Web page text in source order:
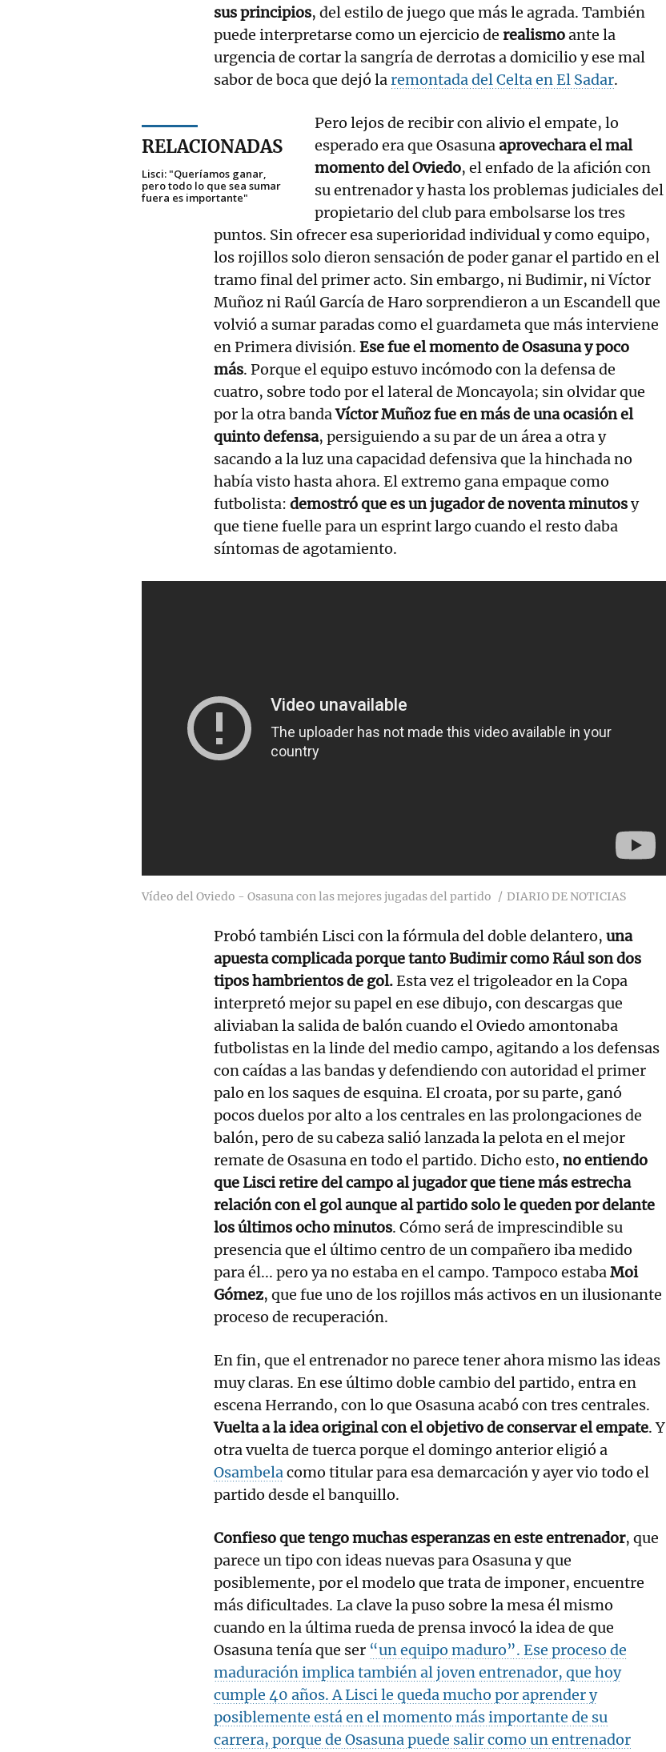
sus principios, del estilo de juego que más le agrada. También
puede interpretarse como un ejercicio de realismoante la
urgencia de cortar la sangría de derrotas a domicilio y ese mal
sabor de boca que dejó laremontada del Celta en El Sadar.
RELACIONADAS
Lisci: "Queríamos ganar,
pero todo lo que sea sumar
fuera es importante"
Pero lejos de recibir con alivio el empate, lo
esperado era que Osasunaaprovechara el mal
momento del Oviedo, el enfado de la afición con
su entrenador y hasta los problemas judiciales del
propietario del club para embolsarse los tres
puntos. Sin ofrecer esa superioridad individual y como equipo,
los rojillos solo dieron sensación de poder ganar el partido en el
tramo final del primer acto. Sin embargo, ni Budimir, ni Víctor
Muñoz ni Raúl García de Haro sorprendieron a un Escandell que
volvió a sumar paradas como el guardameta que más interviene
en Primera división. Ese fue el momento de Osasuna y poco
más. Porque el equipo estuvo incómodo con la defensa de
cuatro, sobre todo por el lateral de Moncayola; sin olvidar que
por la otra bandaVíctor Muñoz fue en más de una ocasión el
quinto defensa, persiguiendo a su par de un área a otra y
sacando a la luz una capacidad defensiva que la hinchada no
había visto hasta ahora. El extremo gana empaque como
futbolista: demostró que es un jugador de noventa minutosy
que tiene fuelle para un esprint largo cuando el resto daba
síntomas de agotamiento.
Vídeo del Oviedo - Osasuna con las mejores jugadas del partido DIARIO DE NOTICIAS
Probó también Lisci con la fórmula del doble delantero, una
apuesta complicada porque tanto Budimir como Rául son dos
tipos hambrientos de gol.Esta vez el trigoleador en la Copa
interpretó mejor su papel en ese dibujo, con descargas que
aliviaban la salida de balón cuando el Oviedo amontonaba
futbolistas en la linde del medio campo, agitando a los defensas
con caídas a las bandas y defendiendo con autoridad el primer
palo en los saques de esquina. El croata, por su parte, ganó
pocos duelos por alto a los centrales en las prolongaciones de
balón, pero de su cabeza salió lanzada la pelota en el mejor
remate de Osasuna en todo el partido. Dicho esto, no entiendo
que Lisci retire del campo al jugador que tiene más estrecha
relación con el gol aunque al partido solo le queden por delante
los últimos ocho minutos. Cómo será de imprescindible su
presencia que el último centro de un compañero iba medido
para él... pero ya no estaba en el campo. Tampoco estabaMoi
Gómez, que fue uno de los rojillos más activos en un ilusionante
proceso de recuperación.
En fin, que el entrenador no parece tener ahora mismo las ideas
muy claras. En ese último doble cambio del partido, entra en
escena Herrando, con lo que Osasuna acabó con tres centrales.
Vuelta a la idea original con el objetivo de conservar el empate. Y
otra vuelta de tuerca porque el domingo anterior eligió a
Osambelacomo titular para esa demarcación y ayer vio todo el
partido desde el banquillo.
Confieso que tengo muchas esperanzas en este entrenador, que
parece un tipo con ideas nuevas para Osasuna y que
posiblemente, por el modelo que trata de imponer, encuentre
más dificultades. La clave la puso sobre la mesa él mismo
cuando en la última rueda de prensa invocó la idea de que
Osasuna tenía que ser “un equipo maduro”. Ese proceso de
maduración implica también al joven entrenador, que hoy
cumple 40 años. A Lisci le queda mucho por aprender y
posiblemente está en el momento más importante de su
carrera, porque de Osasuna puede salir como un entrenador